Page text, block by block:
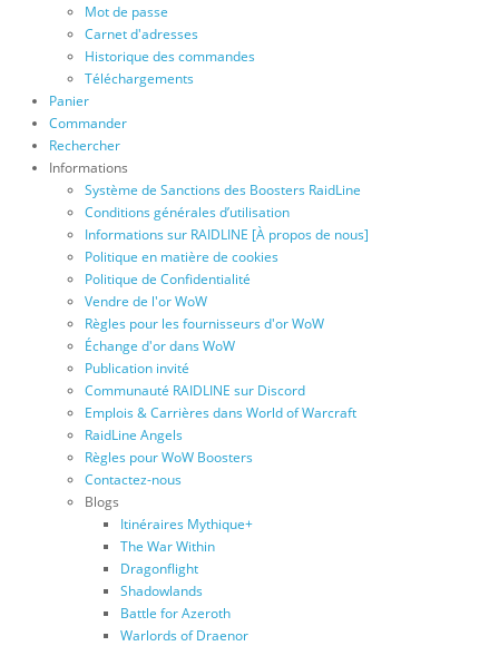
Mot de passe
Carnet d'adresses
Historique des commandes
Téléchargements
Panier
Commander
Rechercher
Informations
Système de Sanctions des Boosters RaidLine
Conditions générales d’utilisation
Informations sur RAIDLINE [À propos de nous]
Politique en matière de cookies
Politique de Confidentialité
Vendre de l'or WoW
Règles pour les fournisseurs d'or WoW
Échange d'or dans WoW
Publication invité
Communauté RAIDLINE sur Discord
Emplois & Carrières dans World of Warcraft
RaidLine Angels
Règles pour WoW Boosters
Contactez-nous
Blogs
Itinéraires Mythique+
The War Within
Dragonflight
Shadowlands
Battle for Azeroth
Warlords of Draenor